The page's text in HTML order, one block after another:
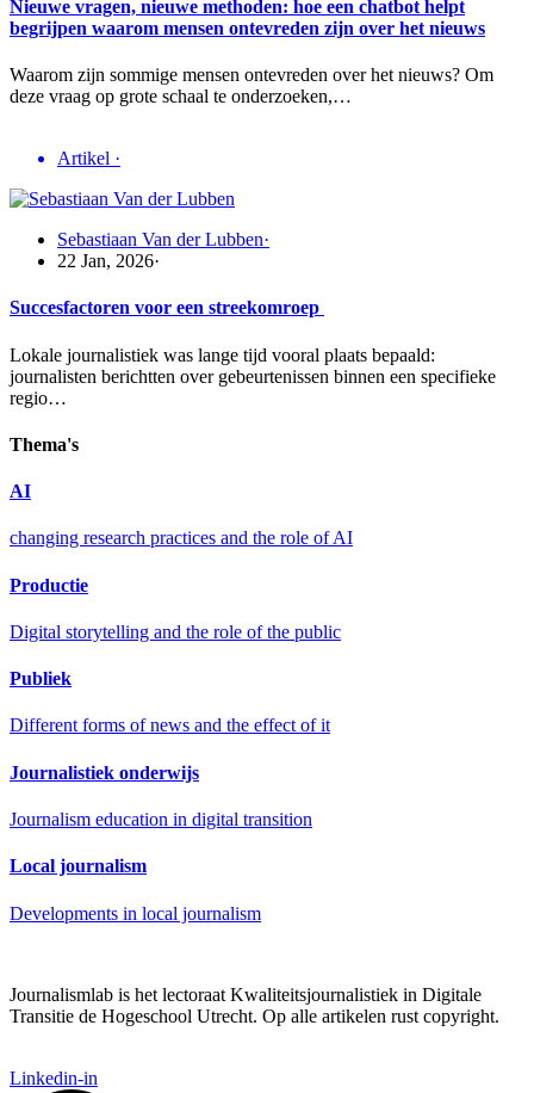
Nieuwe vragen, nieuwe methoden: hoe een chatbot helpt
begrijpen waarom mensen ontevreden zijn over het nieuws
Waarom zijn sommige mensen ontevreden over het nieuws? Om
deze vraag op grote schaal te onderzoeken,…
Artikel ·
Sebastiaan Van der Lubben·
22 Jan, 2026·
Succesfactoren voor een streekomroep
Lokale journalistiek was lange tijd vooral plaats bepaald:
journalisten berichtten over gebeurtenissen binnen een specifieke
regio…
Thema's
AI
changing research practices and the role of AI
Productie
Digital storytelling and the role of the public
Publiek
Different forms of news and the effect of it
Journalistiek onderwijs
Journalism education in digital transition
Local journalism
Developments in local journalism
Journalismlab is het lectoraat Kwaliteitsjournalistiek in Digitale
Transitie de Hogeschool Utrecht. Op alle artikelen rust copyright.
Linkedin-in